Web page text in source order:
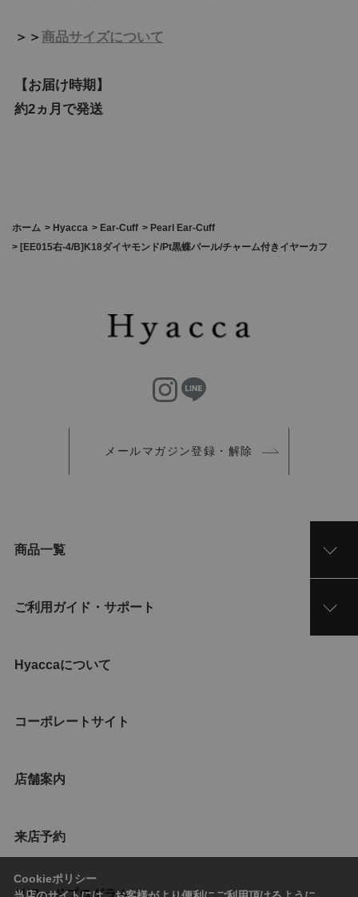
＞＞ 商品サイズについて
【お届け時期】
約2ヵ月で発送
ホーム > Hyacca > Ear-Cuff > Pearl Ear-Cuff
> [EE015右-4/B]K18ダイヤモンド/Pt黒蝶パール/チャーム付きイヤーカフ
メールマガジン登録・解除
商品一覧
ご利用ガイド・サポート
Hyaccaについて
コーポレートサイト
店舗案内
来店予約
リワードプログラム
Cookieポリシー